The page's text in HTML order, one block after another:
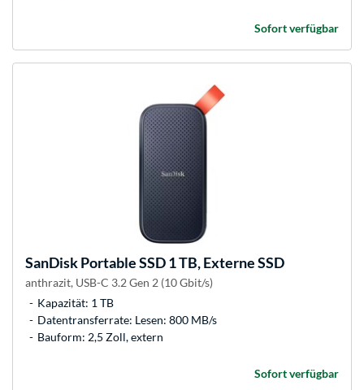
Sofort verfügbar
SanDiskPortable SSD 1 TB, Externe SSD
anthrazit, USB-C 3.2 Gen 2 (10 Gbit/s)
Kapazität: 1 TB
Datentransferrate: Lesen: 800 MB/s
Bauform: 2,5 Zoll, extern
Sofort verfügbar